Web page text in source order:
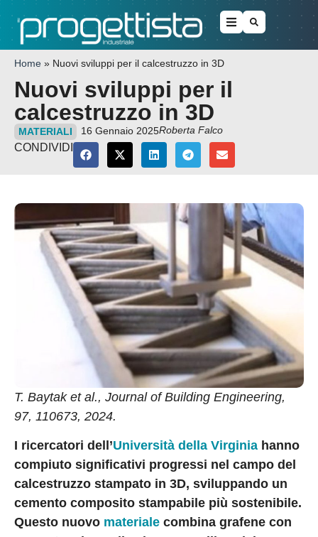
Home » Nuovi sviluppi per il calcestruzzo in 3D
Nuovi sviluppi per il
calcestruzzo in 3D
MATERIALI 16 Gennaio 2025Roberta Falco
CONDIVIDI
T. Baytak et al., Journal of Building Engineering,
97, 110673, 2024.
I ricercatori dell’Università della Virginia hanno
compiuto significativi progressi nel campo del
calcestruzzo stampato in 3D, sviluppando un
cemento composito stampabile più sostenibile.
Questo nuovo materiale combina grafene con